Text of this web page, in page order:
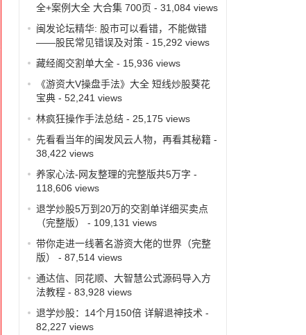
全+案例大全 大合集 700页 - 31,084 views
闽发论坛精华: 股市可以看错，不能做错
——股民常见错误及对策- 15,292 views
藏经阁交割单大全- 15,936 views
《游资大V操盘手法》大全 短线炒股葵花
宝典- 52,241 views
林疯狂操作手法总结- 25,175 views
先看看当年的闽发风云人物，再看其秘籍-
38,422 views
养家心法-网友整理的完整版共5万字 -
118,606 views
退学炒股5万到20万的交割单详细买卖点
（完整版）
- 109,131 views
带你走进一线著名游资大佬的世界（完整
版）
- 87,514 views
通达信、同花顺、大智慧公式源码导入方
法教程- 83,928 views
退学炒股：14个月150倍 详解退神技术 -
82,227 views